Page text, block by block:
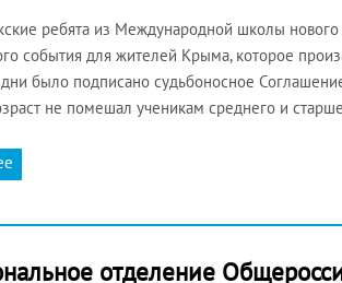
ребята из Международной школы
события для жителей Крыма, которое
было подписано судьбоносное
не помешал ученикам среднего и
отделение